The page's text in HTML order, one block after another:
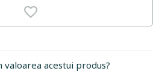
valoarea acestui produs?